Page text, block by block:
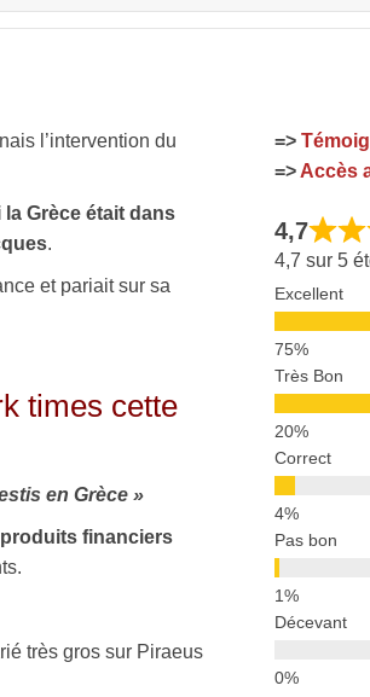
l’intervention du
Grèce était dans
.
et pariait sur sa
times cette
en Grèce »
financiers
très gros sur Piraeus
=>
=> Accès
4,7
4,7 sur 5
Excellent
Très Bon
Correct
Pas bon
Décevant